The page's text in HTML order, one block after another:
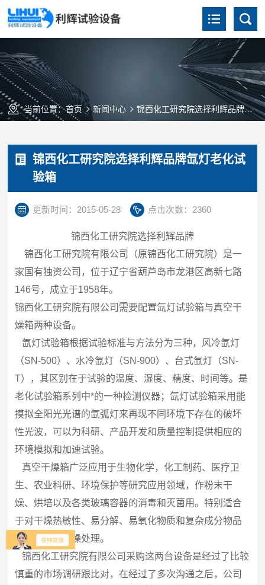
当前位置：首页 新闻中心 锦西化工研究院选择利辉品牌氙灯老化试验箱
锦西化工研究院选择利辉品牌氙灯老化试
验箱
更新时间：2015-05-28 点击次数：2360
锦西化工研究院选择利辉品牌
锦西化工研究院有限公司（原锦西化工研究院）是一
家国有独资公司，位于辽宁省葫芦岛市龙港区高新七路
146号，成立于1958年。
锦西化工研究院有限公司需要配置氙灯试验箱与真空干
燥箱两种设备。
氙灯试验箱根据试验标准与方法分为三种，风冷氙灯
（SN-500）、水冷氙灯（SN-900）、台式氙灯（SN-
T），其区别在于试验的温度、湿度、精度、时间等。是
老化试验箱系列中*的一种检测仪器；氙灯试验箱采用能
摸拟全阳光光谱的氙弧灯来再现不同环境下存在的破坏
性光波，可以为科研、产品开发和质量控制提供相应的
环境模拟和加速试验。
真空干燥箱广泛应用于生物化学，化工制药、医疗卫
生、农业科研、环境保护等研究应用领域，作粉末干
燥、烘培以及各类玻璃容器的消毒和灭菌用。特别适合
于对干燥热敏性、易分解、易氧化物质和复杂成分物品
进行快速的干燥处理。
锦西化工研究院有限公司采购这两台设备是经过了比较
慎重的市场调研跟比对，在经过了多次沟通之后，公司